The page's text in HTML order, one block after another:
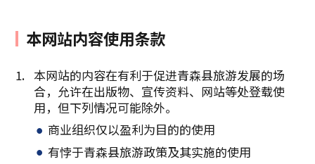
本网站内容使用条款
本网站的内容在有利于促进青森县旅游发展的场
合，允许在出版物、宣传资料、网站等处登载使
用，但下列情况可能除外。
商业组织仅以盈利为目的的使用
有悖于青森县旅游政策及其实施的使用
复制链接